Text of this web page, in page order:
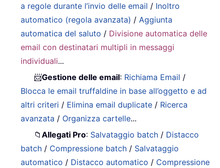
a regole durante l’invio delle email / Inoltro
automatico (regola avanzata) / Aggiunta
automatica del saluto / Divisione automatica delle
email con destinatari multipli in messaggi
individuali...
📨Gestione delle email: Richiama Email /
Blocca le email truffaldine in base all’oggetto e ad
altri criteri / Elimina email duplicate / Ricerca
avanzata / Organizza cartelle...
📁Allegati Pro: Salvataggio batch / Distacco
batch / Compressione batch / Salvataggio
automatico / Distacco automatico / Compressione